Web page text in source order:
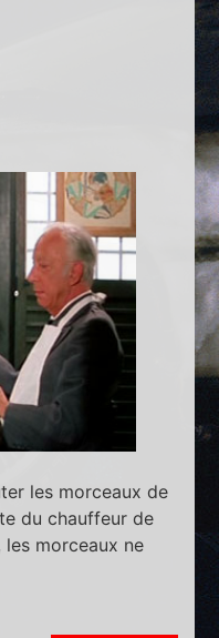
les morceaux de
du chauffeur de
les morceaux ne